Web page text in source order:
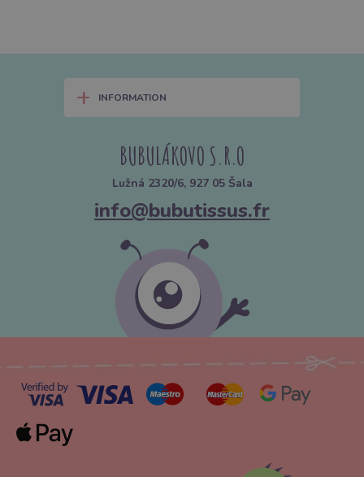
+ INFORMATION
BUBULÁKOVO S.R.O
Lužná 2320/6, 927 05 Šala
info@bubutissus.fr